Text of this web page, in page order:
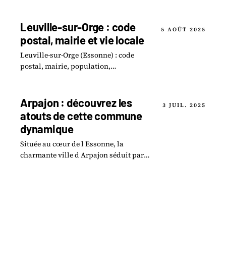
décor de la banlieue.
Leuville-sur-Orge : code
postal, mairie et vie locale
Leuville-sur-Orge (Essonne) : code
postal, mairie, population,
5 AOÛT 2025
Arpajon : découvrez les
atouts de cette commune
dynamique
Située au cœur de l Essonne, la
charmante ville d Arpajon séduit par
3 JUIL. 2025